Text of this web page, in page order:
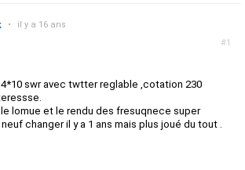
#1
• il y a 16 ans
swr avec twtter reglable ,cotation 230
lomue et le rendu des fresuqnece super
changer il y a 1 ans mais plus joué du tout .